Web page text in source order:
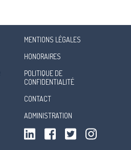
MENTIONS LÉGALES
HONORAIRES
POLITIQUE DE
CONFIDENTIALITÉ
CONTACT
ADMINISTRATION